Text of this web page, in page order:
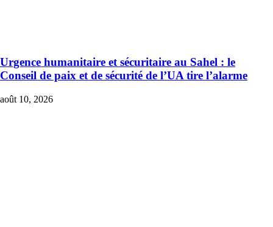
Urgence humanitaire et sécuritaire au Sahel : le
Conseil de paix et de sécurité de l’UA tire l’alarme
août 10, 2026